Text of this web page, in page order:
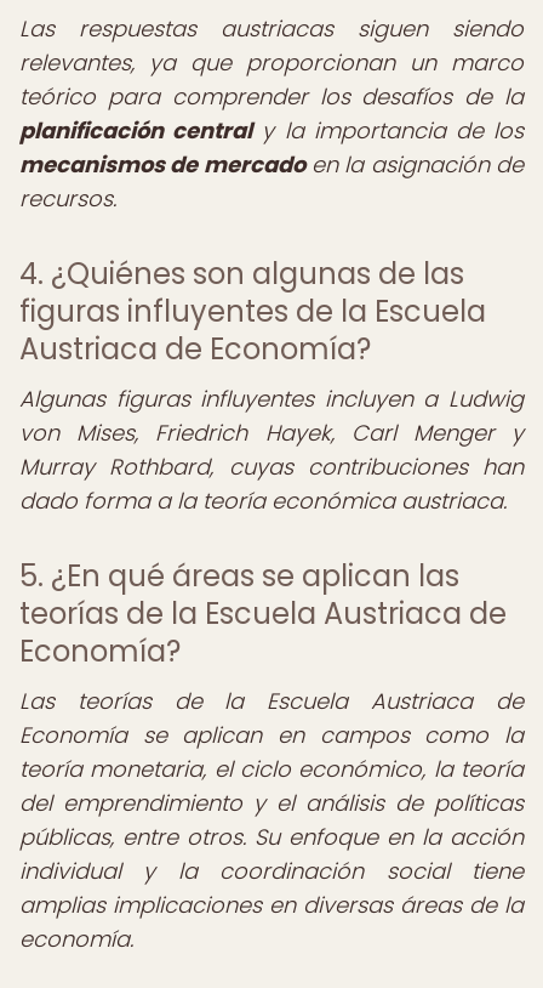
Las respuestas austriacas siguen siendo
relevantes, ya que proporcionan un marco
teórico para comprender los desafíos de la
planificación centraly la importancia de los
mecanismos de mercadoen la asignación de
recursos.
4. ¿Quiénes son algunas de las
figuras influyentes de la Escuela
Austriaca de Economía?
Algunas figuras influyentes incluyen a Ludwig
von Mises, Friedrich Hayek, Carl Menger y
Murray Rothbard, cuyas contribuciones han
dado forma a la teoría económica austriaca.
5. ¿En qué áreas se aplican las
teorías de la Escuela Austriaca de
Economía?
Las teorías de la Escuela Austriaca de
Economía se aplican en campos como la
teoría monetaria, el ciclo económico, la teoría
del emprendimiento y el análisis de políticas
públicas, entre otros. Su enfoque en la acción
individual y la coordinación social tiene
amplias implicaciones en diversas áreas de la
economía.